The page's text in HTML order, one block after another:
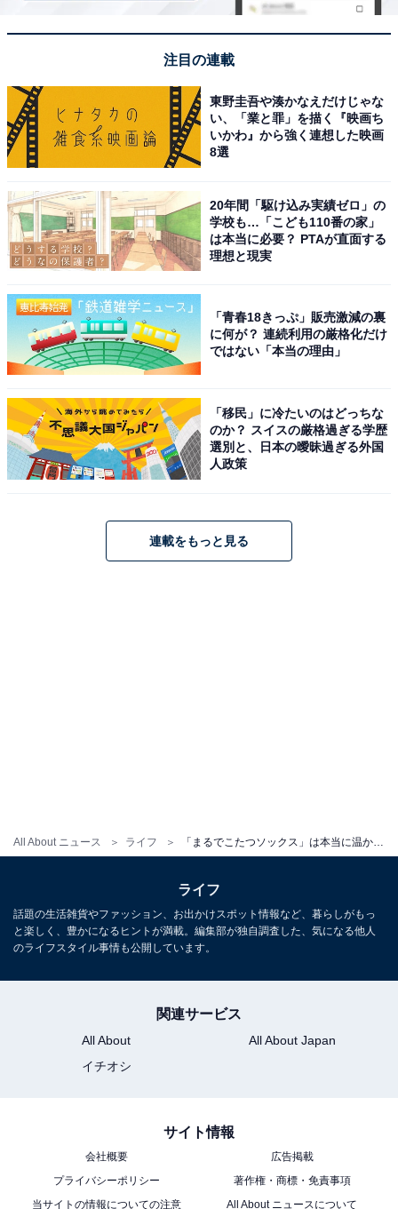
All About ニュース ライフ
「まるでこたつソックス」を実際に履いてみた感
「まるでこたつソックス」を履いてみた
「まるでこたつソックス」を実際に履いてみた瞬間に感
じたのは、立ったときの足裏の厚みです。足の裏に当た
注目の連載
東野圭吾や湊かなえだけじゃな
い、「業と罪」を描く『映画ち
いかわ』から強く連想した映画
8選
20年間「駆け込み実績ゼロ」の
学校も…「こども110番の家」
は本当に必要？ PTAが直面する
理想と現実
「青春18きっぷ」販売激減の裏
に何が？ 連続利用の厳格化だけ
ではない「本当の理由」
「移民」に冷たいのはどっちな
のか？ スイスの厳格過ぎる学歴
選別と、日本の曖昧過ぎる外国
人政策
連載をもっと見る
ライフ
話題の生活雑貨やファッション、お出かけスポット情報など、暮らしがもっ
と楽しく、豊かになるヒントが満載。編集部が独自調査した、気になる他人
のライフスタイル事情も公開しています。
関連サービス
All About
All About Japan
イチオシ
サイト情報
会社概要
広告掲載
プライバシーポリシー
著作権・商標・免責事項
当サイトの情報についての注意
All About ニュースについて